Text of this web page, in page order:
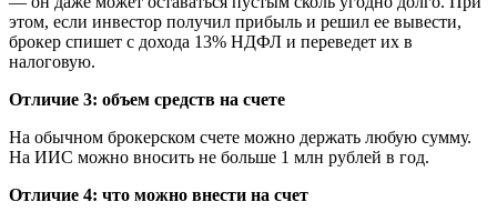
этом, если инвестор получил прибыль и решил ее вывести,
брокер спишет с дохода 13% НДФЛ и переведет их в
налоговую.
Отличие 3: объем средств на счете
На обычном брокерском счете можно держать любую сумму.
На ИИС можно вносить не больше 1 млн рублей в год.
Отличие 4: что можно внести на счет